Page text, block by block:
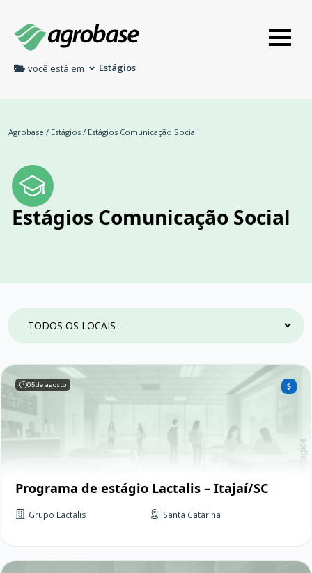
você está em Estágios
Agrobase / Estágios / Estágios Comunicação Social
Estágios Comunicação Social
05de agosto
Programa de estágio Lactalis – Itajaí/SC
Grupo Lactalis Santa Catarina